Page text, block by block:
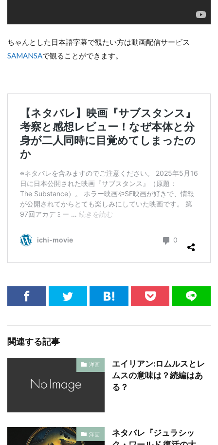
ちゃんとした日本語字幕で観たい方は動画配信サービス
SAMANSAで観ることができます。
関連する記事
洋画
エイリアン:ロムルスとレ
ムスの意味は？続編はあ
る？
洋画
ネタバレ『ジュラシッ